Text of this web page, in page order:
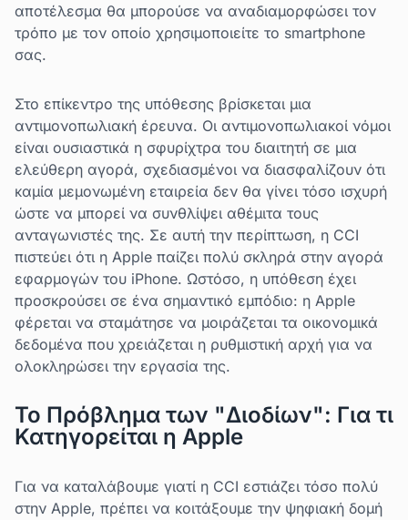
αποτέλεσμα θα μπορούσε να αναδιαμορφώσει τον
τρόπο με τον οποίο χρησιμοποιείτε το smartphone
σας.
Στο επίκεντρο της υπόθεσης βρίσκεται μια
αντιμονοπωλιακή έρευνα. Οι αντιμονοπωλιακοί νόμοι
είναι ουσιαστικά η σφυρίχτρα του διαιτητή σε μια
ελεύθερη αγορά, σχεδιασμένοι να διασφαλίζουν ότι
καμία μεμονωμένη εταιρεία δεν θα γίνει τόσο ισχυρή
ώστε να μπορεί να συνθλίψει αθέμιτα τους
ανταγωνιστές της. Σε αυτή την περίπτωση, η CCI
πιστεύει ότι η Apple παίζει πολύ σκληρά στην αγορά
εφαρμογών του iPhone. Ωστόσο, η υπόθεση έχει
προσκρούσει σε ένα σημαντικό εμπόδιο: η Apple
φέρεται να σταμάτησε να μοιράζεται τα οικονομικά
δεδομένα που χρειάζεται η ρυθμιστική αρχή για να
ολοκληρώσει την εργασία της.
Το Πρόβλημα των "Διοδίων": Για τι
Κατηγορείται η Apple
Για να καταλάβουμε γιατί η CCI εστιάζει τόσο πολύ
στην Apple, πρέπει να κοιτάξουμε την ψηφιακή δομή